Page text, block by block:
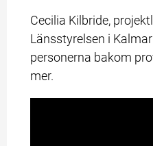
Cecilia Kilbride,
Länsstyrelsen i
personerna bakom
mer.